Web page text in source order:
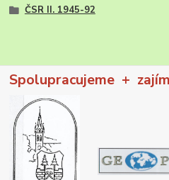
ČSR II. 1945-92
Spolupracujeme +